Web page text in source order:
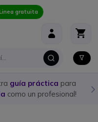
gratuita
guía práctica para
como un profesional!